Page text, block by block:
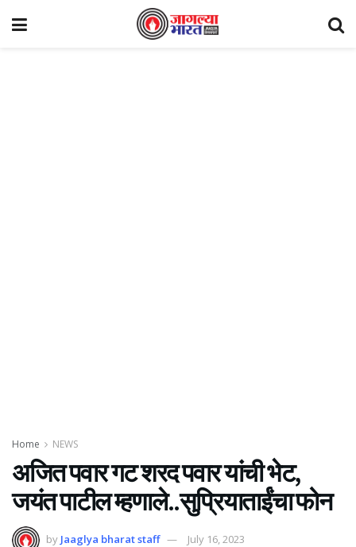
Home NEWS
अजित पवार गट शरद पवार यांची भेट,
जयंत पाटील म्हणाले..सुप्रियाताईंचा फोन
by Jaaglya bharat staff
July 16, 2023